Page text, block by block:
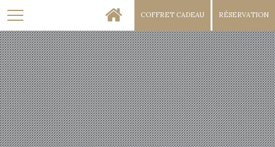
COFFRET CADEAU RÉSERVATION